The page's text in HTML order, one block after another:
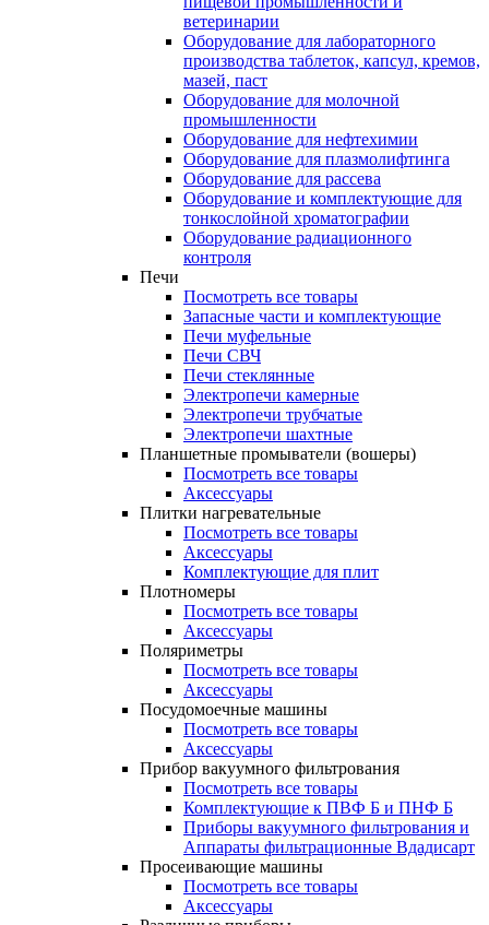
ветеринарии
Оборудование для лабораторного
производства таблеток, капсул, кремов,
мазей, паст
Оборудование для молочной
промышленности
Оборудование для нефтехимии
Оборудование для плазмолифтинга
Оборудование для рассева
Оборудование и комплектующие для
тонкослойной хроматографии
Оборудование радиационного
контроля
Печи
Посмотреть все товары
Запасные части и комплектующие
Печи муфельные
Печи СВЧ
Печи стеклянные
Электропечи камерные
Электропечи трубчатые
Электропечи шахтные
Планшетные промыватели (вошеры)
Посмотреть все товары
Аксессуары
Плитки нагревательные
Посмотреть все товары
Аксессуары
Комплектующие для плит
Плотномеры
Посмотреть все товары
Аксессуары
Поляриметры
Посмотреть все товары
Аксессуары
Посудомоечные машины
Посмотреть все товары
Аксессуары
Прибор вакуумного фильтрования
Посмотреть все товары
Комплектующие к ПВФ Б и ПНФ Б
Приборы вакуумного фильтрования и
Аппараты фильтрационные Вдадисарт
Просеивающие машины
Посмотреть все товары
Аксессуары